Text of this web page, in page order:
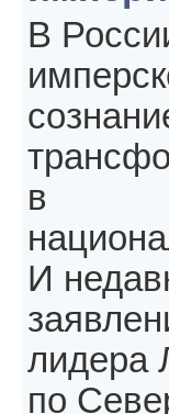
В
в
И
лидера
по